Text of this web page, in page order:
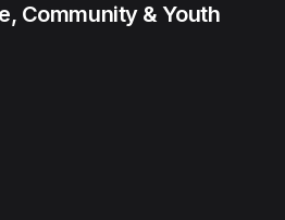
Community & Youth